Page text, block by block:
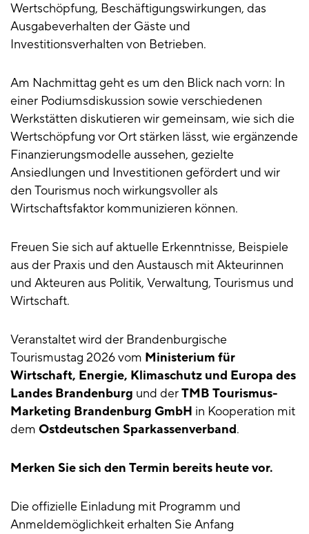
Wertschöpfung, Beschäftigungswirkungen, das
Ausgabeverhalten der Gäste und
Investitionsverhalten von Betrieben.
Am Nachmittag geht es um den Blick nach vorn: In
einer Podiumsdiskussion sowie verschiedenen
Werkstätten diskutieren wir gemeinsam, wie sich die
Wertschöpfung vor Ort stärken lässt, wie ergänzende
Finanzierungsmodelle aussehen, gezielte
Ansiedlungen und Investitionen gefördert und wir
den Tourismus noch wirkungsvoller als
Wirtschaftsfaktor kommunizieren können.
Freuen Sie sich auf aktuelle Erkenntnisse, Beispiele
aus der Praxis und den Austausch mit Akteurinnen
und Akteuren aus Politik, Verwaltung, Tourismus und
Wirtschaft.
Veranstaltet wird der Brandenburgische
Tourismustag 2026 vom Ministerium für
Wirtschaft, Energie, Klimaschutz und Europa des
Landes Brandenburg und derTMB Tourismus-
Marketing Brandenburg GmbH in Kooperation mit
dem Ostdeutschen Sparkassenverband.
Merken Sie sich den Termin bereits heute vor.
Die offizielle Einladung mit Programm und
Anmeldemöglichkeit erhalten Sie Anfang